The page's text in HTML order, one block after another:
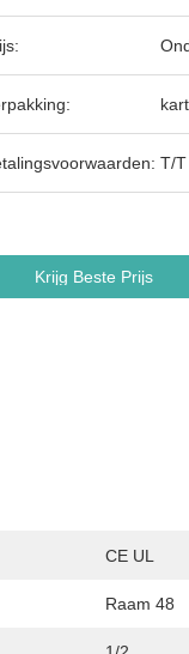
T/T
Krijg Beste Prijs
CE UL
Raam 48